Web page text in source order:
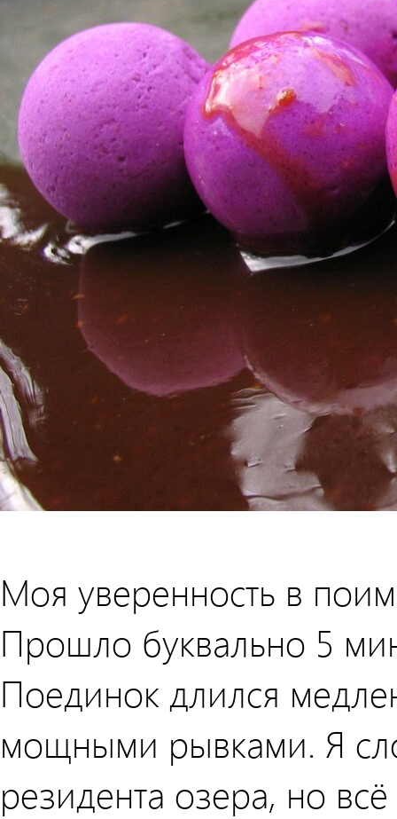
Моя уверенность в
Прошло буквально 5
Поединок длился
мощными рывками. Я
резидента озера, но